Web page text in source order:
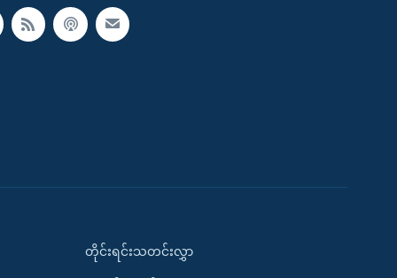
တိုင်းရင်းသတင်းလွှာ